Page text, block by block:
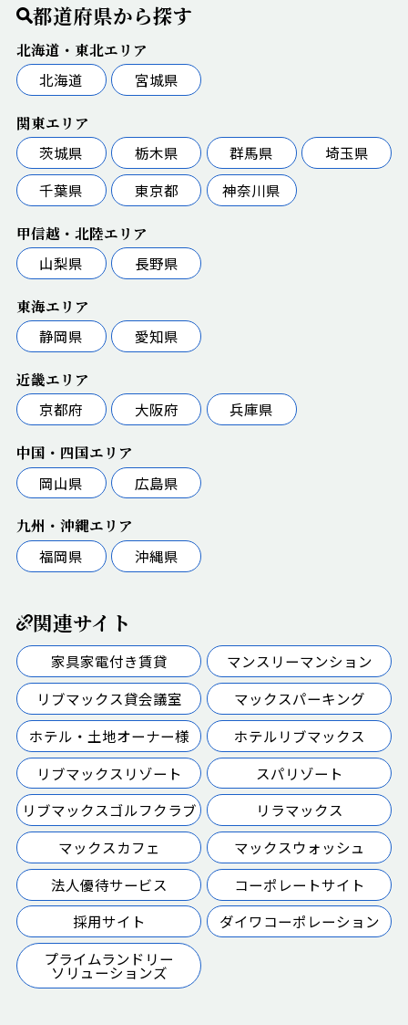
都道府県から探す
北海道・東北エリア
北海道
宮城県
関東エリア
茨城県
栃木県 群馬県
埼玉県
千葉県
東京都 神奈川県
甲信越・北陸エリア
山梨県
長野県
東海エリア
静岡県
愛知県
近畿エリア
京都府
大阪府 兵庫県
中国・四国エリア
岡山県
広島県
九州・沖縄エリア
福岡県
沖縄県
関連サイト
家具家電付き賃貸
マンスリーマンション
リブマックス貸会議室
マックスパーキング
ホテル・土地オーナー様
ホテルリブマックス
リブマックスリゾート
スパリゾート
リブマックスゴルフクラブ
リラマックス
マックスカフェ
マックスウォッシュ
法人優待サービス
コーポレートサイト
採用サイト
ダイワコーポレーション
プライムランドリー
ソリューションズ